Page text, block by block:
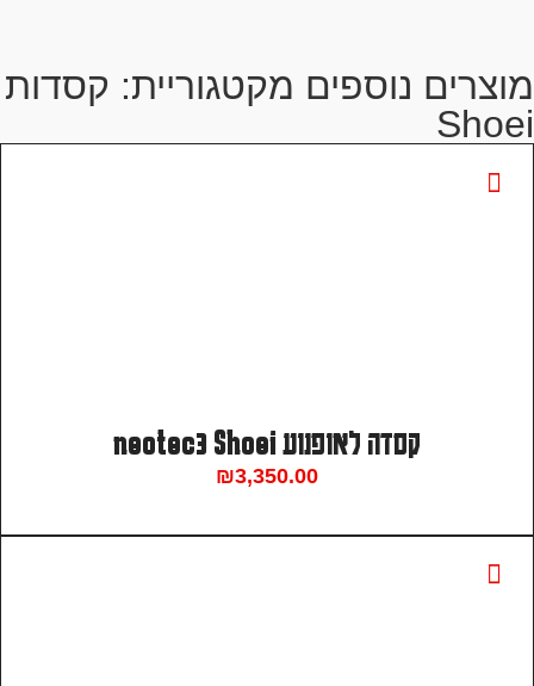
מוצרים נוספים מקטגוריית: קסדות
Shoei
קסדה לאופנוע neotec3 Shoei
₪3,350.00